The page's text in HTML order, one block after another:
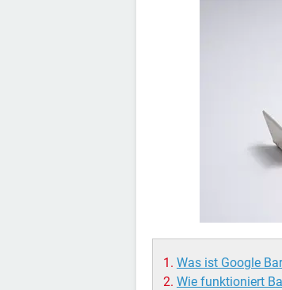
Was ist Google
Wie funktioniert